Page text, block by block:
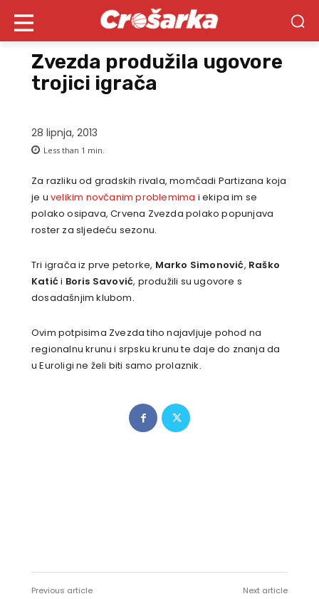
Zvezda produžila ugovore
trojici igrača
28 lipnja, 2013
Less than 1 min.
Za razliku od gradskih rivala, momčadi Partizana koja
je u velikim novčanim problemima i ekipa im se
polako osipava, Crvena Zvezda polako popunjava
roster za sljedeću sezonu.
Tri igrača iz prve petorke, Marko Simonović, Raško
Katići Boris Savović, produžili su ugovore s
dosadašnjim klubom.
Ovim potpisima Zvezda tiho najavljuje pohod na
regionalnu krunu i srpsku krunu te daje do znanja da
u Euroligi ne želi biti samo prolaznik.
Previous article Next article